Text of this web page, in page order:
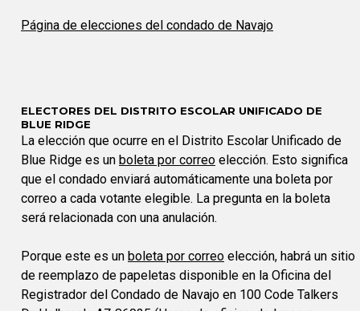
Página de elecciones del condado de Navajo
ELECTORES DEL DISTRITO ESCOLAR UNIFICADO DE
BLUE RIDGE
La elección que ocurre en el Distrito Escolar Unificado de
Blue Ridge es un boleta por correo elección. Esto significa
que el condado enviará automáticamente una boleta por
correo a cada votante elegible. La pregunta en la boleta
será relacionada con una anulación.
Porque este es un boleta por correo elección, habrá un sitio
de reemplazo de papeletas disponible en la Oficina del
Registrador del Condado de Navajo en 100 Code Talkers